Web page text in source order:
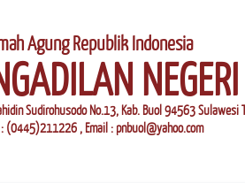
Agung Republik Indonesia
Sudirohusodo No.13, Kab. Buol 94563 Sulawesi
(0445)211226 , Email : pnbuol@yahoo.com